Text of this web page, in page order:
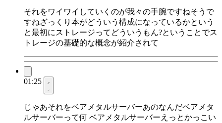
それをワイワイしていくのが我々の手腕ですねそうで
すねざっくり本がどういう構成になっているかという
と最初にストレージってどういうもん?ということでス
トレージの基礎的な概念が紹介されて
01:25
じゃあそれをベアメタルサーバーあのなんだベアメタ
ルサーバーって何 ベアメタルサーバーえっとかっこい